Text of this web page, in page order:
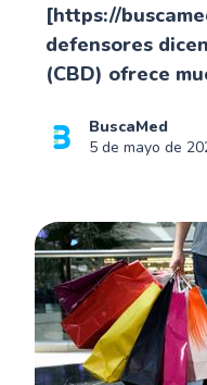
[https://
defensores
(CBD) ofrece
BuscaMed
5 de mayo de